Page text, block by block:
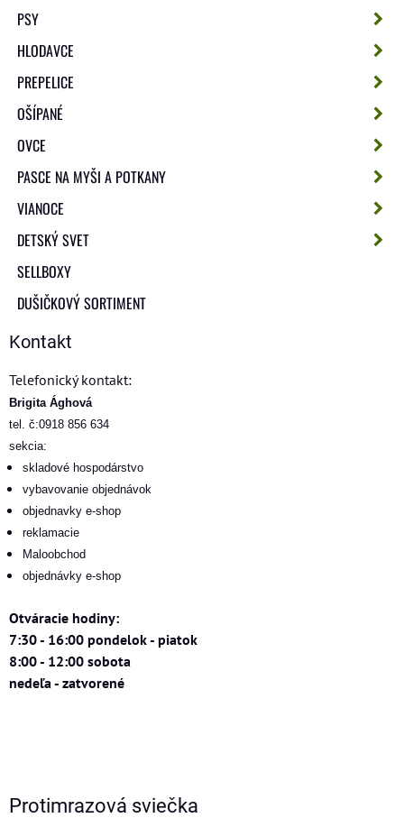
PSY
HLODAVCE
PREPELICE
OŠÍPANÉ
OVCE
PASCE NA MYŠI A POTKANY
VIANOCE
DETSKÝ SVET
SELLBOXY
DUŠIČKOVÝ SORTIMENT
Kontakt
Telefonický kontakt:
Brigita Ághová
tel. č:0918 856 634
sekcia:
skladové hospodárstvo
vybavovanie objednávok
objednavky e-shop
reklamacie
Maloobchod
objednávky e-shop
Otváracie hodiny:
7:30 - 16:00 pondelok - piatok
8:00 - 12:00 sobota
nedeľa - zatvorené
Protimrazová sviečka